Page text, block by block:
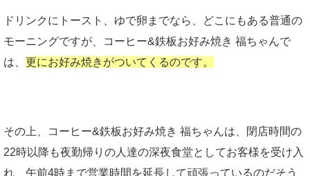
ドリンクにトースト、ゆで卵までなら、どこにもある普通の
モーニングですが、コーヒー&鉄板お好み焼き 福ちゃんで
は、 更にお好み焼きがついてくるのです。
その上、コーヒー&鉄板お好み焼き 福ちゃんは、閉店時間の
22時以降も夜勤帰りの人達の深夜食堂としてお客様を受け入
れ、午前4時まで営業時間を延長して頑張っているのだそう